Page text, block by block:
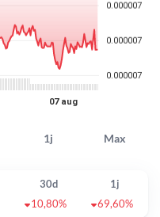
1j Max
30d
1j
10,80% 69,60%